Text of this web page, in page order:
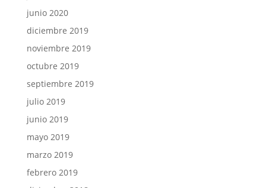
junio 2020
diciembre 2019
noviembre 2019
octubre 2019
septiembre 2019
julio 2019
junio 2019
mayo 2019
marzo 2019
febrero 2019